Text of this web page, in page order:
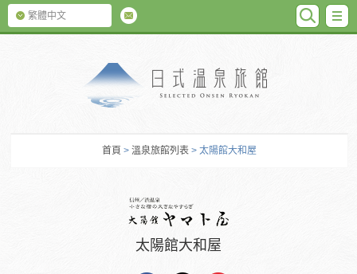
繁體中文
首頁 > 溫泉旅館列表 > 太陽館大和屋
太陽館大和屋